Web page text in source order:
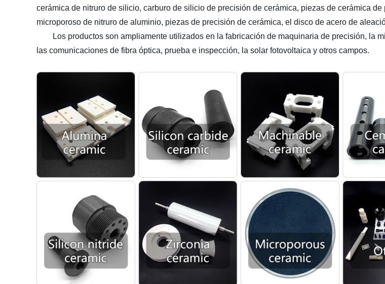
cerámica de nitruro de silicio, carburo de silicio de precisión de cerámica, piezas de cerámica
microporoso de nitruro de aluminio, piezas de precisión de cerámica, el disco de acero de
Los productos son ampliamente utilizados en la fabricación de maquinaria de precisión, la
las comunicaciones de fibra óptica, prueba e inspección, la solar fotovoltaica y otros campos.